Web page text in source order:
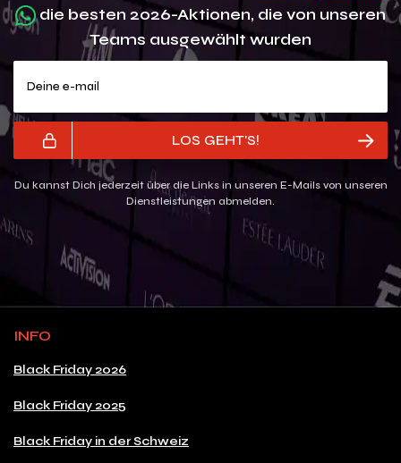
die besten 2026-Aktionen, die von unseren
Teams ausgewählt wurden
LOS GEHT'S!
Du kannst Dich jederzeit über die Links in unseren E-Mails von unseren
Dienstleistungen abmelden.
INFO
Black Friday 2026
Black Friday 2025
Black Friday in der Schweiz